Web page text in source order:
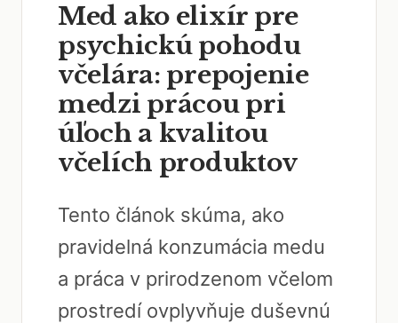
Med ako elixír pre
psychickú pohodu
včelára: prepojenie
medzi prácou pri
úľoch a kvalitou
včelích produktov
Tento článok skúma, ako
pravidelná konzumácia medu
a práca v prirodzenom včelom
prostredí ovplyvňuje duševnú